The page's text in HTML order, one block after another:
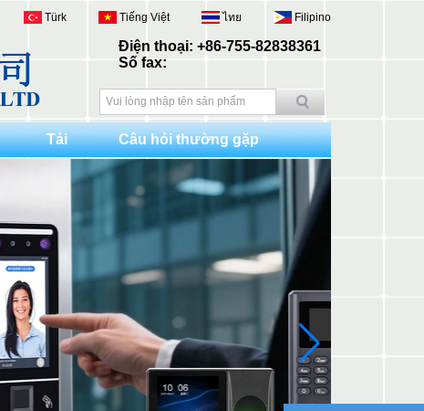
Điện thoại: +86-755-82838361
Số fax:
Türk Tiếng Việt ไทย Filipino
Tải Câu hỏi thường gặp